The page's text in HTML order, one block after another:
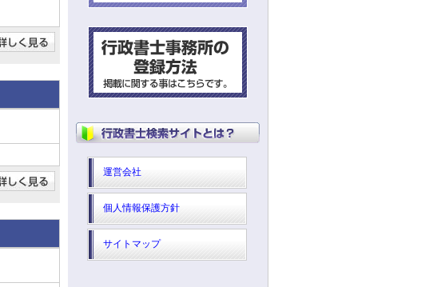
運営会社
個人情報保護方針
サイトマップ